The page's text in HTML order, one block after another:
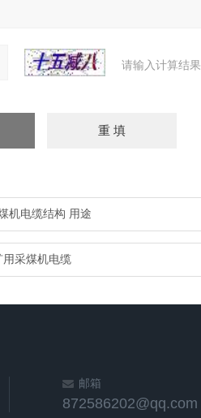
请输入计算结
机电缆结构 用途
用采煤机电缆
邮箱
872586202@qq.com